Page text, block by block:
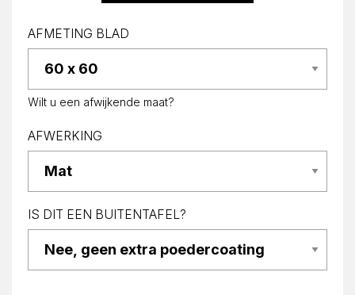
AFMETING BLAD
Wilt u een afwijkende maat?
AFWERKING
IS DIT EEN BUITENTAFEL?